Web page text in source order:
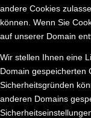
andere Cookies
können. Wenn Sie
auf unserer Domain
Wir stellen Ihnen eine
Domain gespeicherten
Sicherheitsgründen
anderen Domains